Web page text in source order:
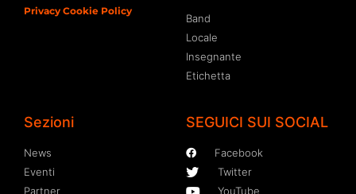
Privacy Cookie Policy
Band
Locale
Insegnante
Etichetta
Sezioni
News
Eventi
Partner
SEGUICI SUI SOCIAL
Facebook
Twitter
YouTube